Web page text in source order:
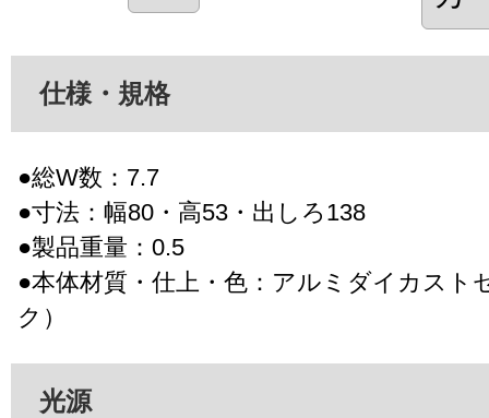
仕様・規格
●総W数：7.7
●寸法：幅80・高53・出しろ138
●製品重量：0.5
●本体材質・仕上・色：アルミダイカスト
ク）
光源